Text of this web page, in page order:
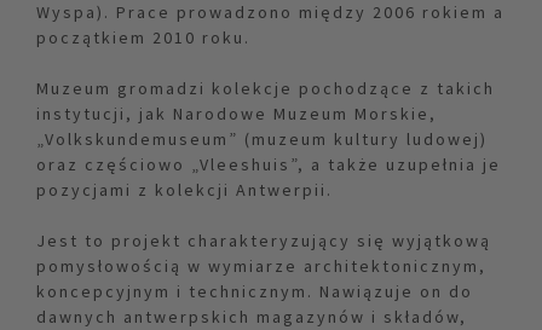
Wyspa). Prace prowadzono między 2006 rokiem a
początkiem 2010 roku.
Muzeum gromadzi kolekcje pochodzące z takich
instytucji, jak Narodowe Muzeum Morskie,
„Volkskundemuseum” (muzeum kultury ludowej)
oraz częściowo „Vleeshuis”, a także uzupełnia je
pozycjami z kolekcji Antwerpii.
Jest to projekt charakteryzujący się wyjątkową
pomysłowością w wymiarze architektonicznym,
koncepcyjnym i technicznym. Nawiązuje on do
dawnych antwerpskich magazynów i składów,